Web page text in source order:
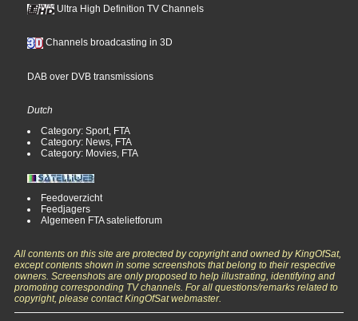
Ultra High Definition TV Channels
Channels broadcasting in 3D
DAB over DVB transmissions
Dutch
Category: Sport, FTA
Category: News, FTA
Category: Movies, FTA
Feedoverzicht
Feedjagers
Algemeen FTA satelietforum
All contents on this site are protected by copyright and owned by KingOfSat,
except contents shown in some screenshots that belong to their respective
owners. Screenshots are only proposed to help illustrating, identifying and
promoting corresponding TV channels. For all questions/remarks related to
copyright, please contact KingOfSat webmaster.